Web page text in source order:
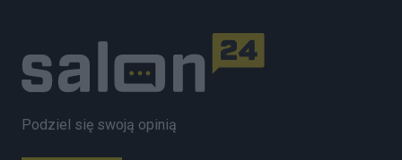
Podziel się swoją opinią